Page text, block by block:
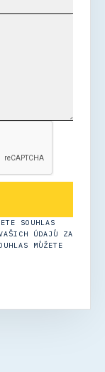
SOUHLAS
ÚDAJŮ ZA
MŮŽETE